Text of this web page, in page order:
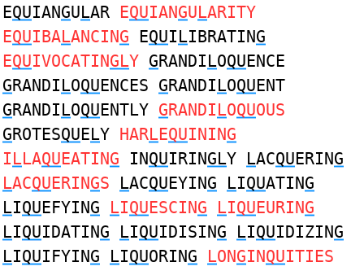
EQUIANGULAR EQUIANGULARITY
EQUIBALANCING EQUILIBRATING
EQUIVOCATINGLY GRANDILOQUENCE
GRANDILOQUENCES GRANDILOQUENT
GRANDILOQUENTLY GRANDILOQUOUS
GROTESQUELY HARLEQUINING
ILLAQUEATING INQUIRINGLY LACQUERING
LACQUERINGS LACQUEYING LIQUATING
LIQUEFYING LIQUESCING LIQUEURING
LIQUIDATING LIQUIDISING LIQUIDIZING
LIQUIFYING LIQUORING LONGINQUITIES